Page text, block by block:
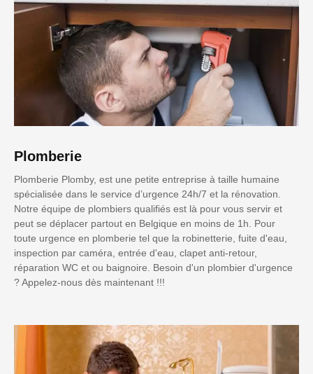
Plomberie
Plomberie Plomby, est une petite entreprise à taille humaine
spécialisée dans le service d’urgence 24h/7 et la rénovation.
Notre équipe de plombiers qualifiés est là pour vous servir et
peut se déplacer partout en Belgique en moins de 1h. Pour
toute urgence en plomberie tel que la robinetterie, fuite d'eau,
inspection par caméra, entrée d'eau, clapet anti-retour,
réparation WC et ou baignoire. Besoin d'un plombier d'urgence
? Appelez-nous dès maintenant !!!